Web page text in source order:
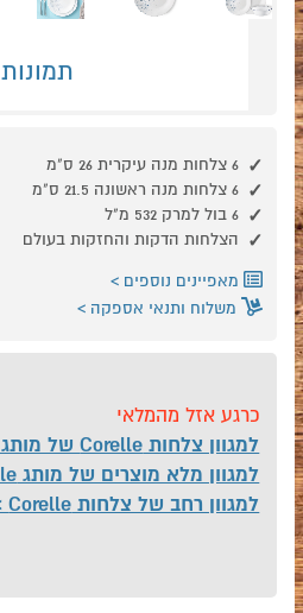
תמונות
6 צלחות מנה עיקרית 26 ס"מ
6 צלחות מנה ראשונה 21.5 ס"מ
6 בול למרק 532 מ"ל
הצלחות הדקות והחזקות בעולם
מאפיינים נוספים
משלוח ותנאי אספקה
כרגע אזל מהמלאי
למגוון צלחות Corelle של מותג Corelle
למגוון מלא מוצרים של מותג Corelle
למגוון רחב של צלחות Corelle